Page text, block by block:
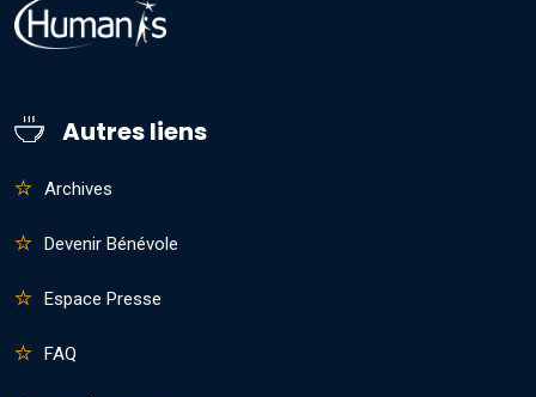
Autres liens
Archives
Devenir Bénévole
Espace Presse
FAQ